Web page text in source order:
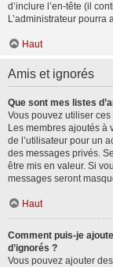
d’inclure l’en-tête (il
L’administrateur
Haut
Amis et ignorés
Que sont mes listes
Vous pouvez utiliser
Les membres ajoutés à
de l’utilisateur pour un
des messages privés.
être mis en valeur. Si
messages seront
Haut
Comment puis-je
d’ignorés ?
Vous pouvez ajouter